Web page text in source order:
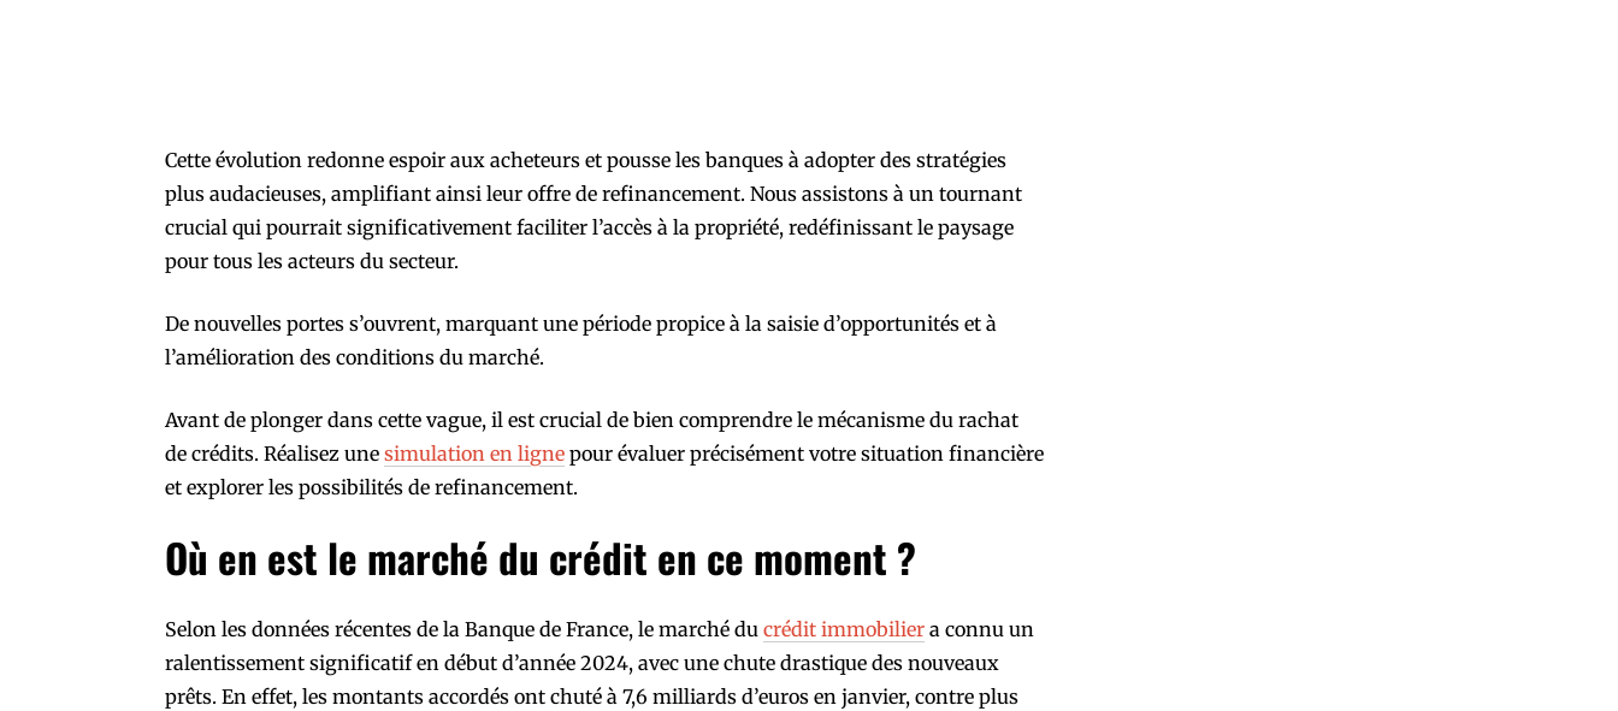
Cette évolution redonne espoir aux acheteurs et pousse les banques à adopter des stratégies
plus audacieuses, amplifiant ainsi leur offre de refinancement. Nous assistons à un tournant
crucial qui pourrait significativement faciliter l’accès à la propriété, redéfinissant le paysage
pour tous les acteurs du secteur.
De nouvelles portes s’ouvrent, marquant une période propice à la saisie d’opportunités et à
l’amélioration des conditions du marché.
Avant de plonger dans cette vague, il est crucial de bien comprendre le mécanisme du rachat
de crédits. Réalisez une simulation en ligne pour évaluer précisément votre situation financière
et explorer les possibilités de refinancement.
Où en est le marché du crédit en ce moment ?
Selon les données récentes de la Banque de France, le marché du crédit immobilier a connu un
ralentissement significatif en début d’année 2024, avec une chute drastique des nouveaux
prêts. En effet, les montants accordés ont chuté à 7,6 milliards d’euros en janvier, contre plus